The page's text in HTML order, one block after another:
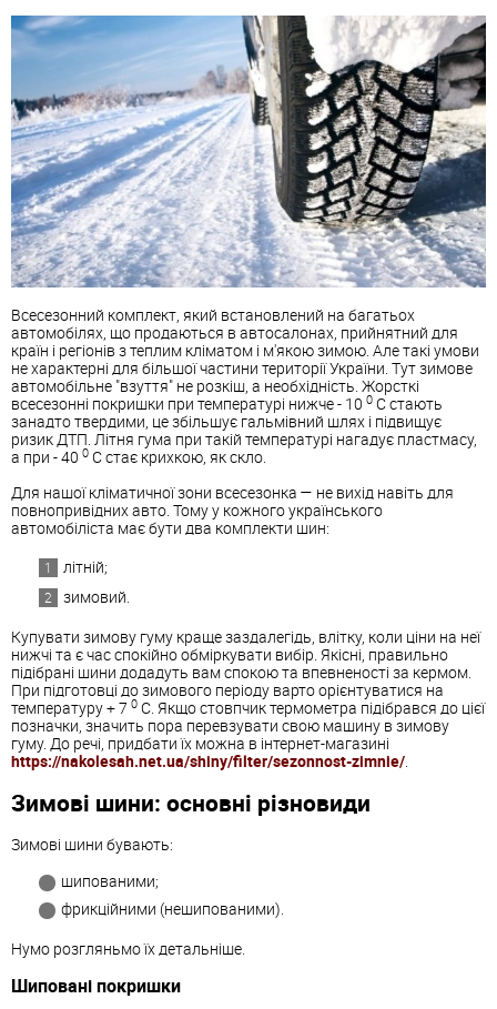
Всесезонний комплект, який встановлений на багатьох
автомобілях, що продаються в автосалонах, прийнятний для
країн і регіонів з теплим кліматом і м'якою зимою. Але такі умови
не характерні для більшої частини території України. Тут зимове
автомобільне "взуття" не розкіш, а необхідність. Жорсткі
всесезонні покришки при температурі нижче - 10 0 C стають
занадто твердими, це збільшує гальмівний шлях і підвищує
ризик ДТП. Літня гума при такій температурі нагадує пластмасу,
а при - 40 0 С стає крихкою, як скло.
Для нашої кліматичної зони всесезонка — не вихід навіть для
повнопривідних авто. Тому у кожного українського
автомобіліста має бути два комплекти шин:
літній;
зимовий.
Купувати зимову гуму краще заздалегідь, влітку, коли ціни на неї
нижчі та є час спокійно обміркувати вибір. Якісні, правильно
підібрані шини додадуть вам спокою та впевненості за кермом.
При підготовці до зимового періоду варто орієнтуватися на
температуру + 7 0 С. Якщо стовпчик термометра підібрався до цієї
позначки, значить пора перевзувати свою машину в зимову
гуму. До речі, придбати їх можна в інтернет-магазині
https://nakolesah.net.ua/shiny/filter/sezonnost-zimnie/.
Зимові шини: основні різновиди
Зимові шини бувають:
шипованими;
фрикційними (нешипованими).
Нумо розгляньмо їх детальніше.
Шиповані покришки